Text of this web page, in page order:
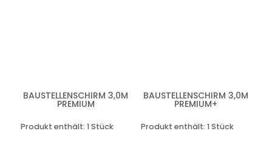
BAUSTELLENSCHIRM 3,0M
PREMIUM
Produkt enthält: 1 Stück
BAUSTELLENSCHIRM 3,0M
PREMIUM+
Produkt enthält: 1 Stück